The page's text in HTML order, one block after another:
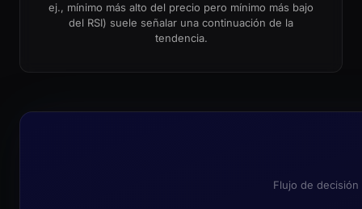
ej., mínimo más alto del precio pero mínimo más bajo
del RSI) suele señalar una continuación de la
tendencia.
Flujo de